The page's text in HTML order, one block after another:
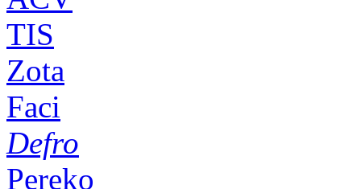
TIS
Zota
Faci
Defro
Pereko